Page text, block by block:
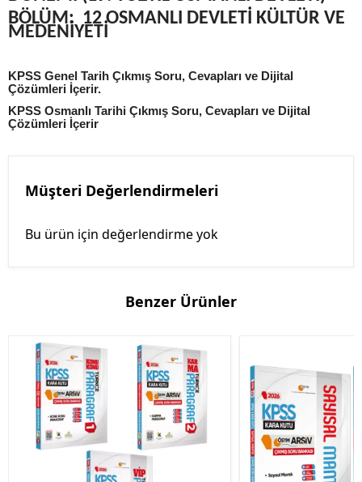
BÖLÜM: 12 OSMANLI DEVLETİ KÜLTÜR VE
MEDENİYETİ
KPSS Genel Tarih Çıkmış Soru, Cevapları ve Dijital
Çözümleri İçerir.
KPSS Osmanlı Tarihi Çıkmış Soru, Cevapları ve Dijital
Çözümleri İçerir
Müşteri Değerlendirmeleri
Bu ürün için değerlendirme yok
Benzer Ürünler